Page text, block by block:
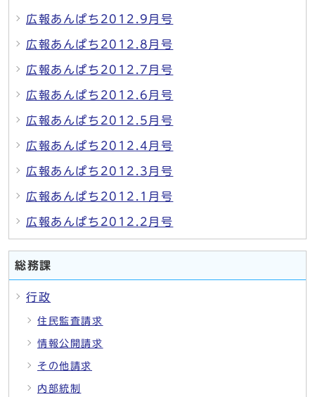
広報あんぱち2012.9月号
広報あんぱち2012.8月号
広報あんぱち2012.7月号
広報あんぱち2012.6月号
広報あんぱち2012.5月号
広報あんぱち2012.4月号
広報あんぱち2012.3月号
広報あんぱち2012.1月号
広報あんぱち2012.2月号
総務課
行政
住民監査請求
情報公開請求
その他請求
内部統制